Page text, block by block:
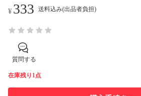
¥333 送料込み(出品者負担)
質問する
在庫残り1点